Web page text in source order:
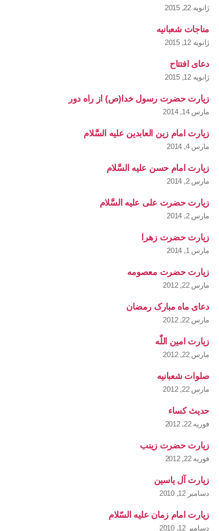
ژانویه 22, 2015
مناجات شعبانیه
ژانویه 12, 2015
دعای افتتاح
ژانویه 12, 2015
زیارت حضرت رسول خدا(ص) از راه دور
مارس 14, 2014
زیارت امام زین العابدین علیه السَّلام
مارس 4, 2014
زیارت امام حسن علیه السَّلام
مارس 2, 2014
زیارت حضرت علی علیه السَّلام
مارس 2, 2014
زیارت حضرت زهرا
مارس 1, 2014
زیارت حضرت معصومه
مارس 22, 2012
دعای ماه مبارک رمضان
مارس 22, 2012
زیارت امین اللّٰه
مارس 22, 2012
صلوات شعبانیه
مارس 22, 2012
حدیث کساء
فوریه 22, 2012
زیارت حضرت زینب
فوریه 22, 2012
زیارت آل یاسین
دسامبر 12, 2010
زیارت امام زمان علیه السّلام
دسامبر 12, 2010